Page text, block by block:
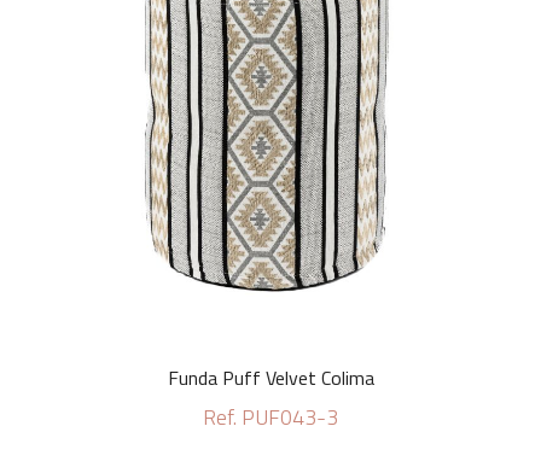
Funda Puff Velvet Colima
Ref. PUF043-3